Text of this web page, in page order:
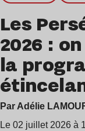
Les
2026 :
la
Par Adélie
Le 02 juillet 2026 à